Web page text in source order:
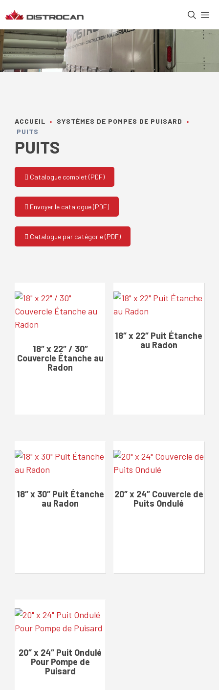
au
contenu
ACCUEIL • SYSTÈMES DE POMPES DE PUISARD
•
PUITS
PUITS
Catalogue complet (PDF)
Envoyer le catalogue (PDF)
Catalogue par catégorie (PDF)
18″ x 22″ / 30″
Couvercle Étanche au
Radon
18″ x 22″ Puit Étanche
au Radon
18″ x 30″ Puit Étanche
au Radon
20″ x 24″ Couvercle de
Puits Ondulé
20″ x 24″ Puit Ondulé
Pour Pompe de
Puisard